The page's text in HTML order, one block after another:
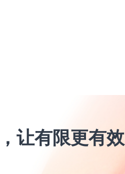
让有限更有效